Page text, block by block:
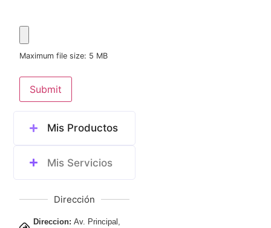
Maximum file size: 5 MB
Submit
Mis Productos
Mis Servicios
Dirección
Direccion:Av. Principal,